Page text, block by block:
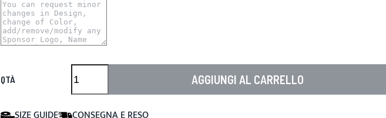
QTÀ AGGIUNGI AL CARRELLO